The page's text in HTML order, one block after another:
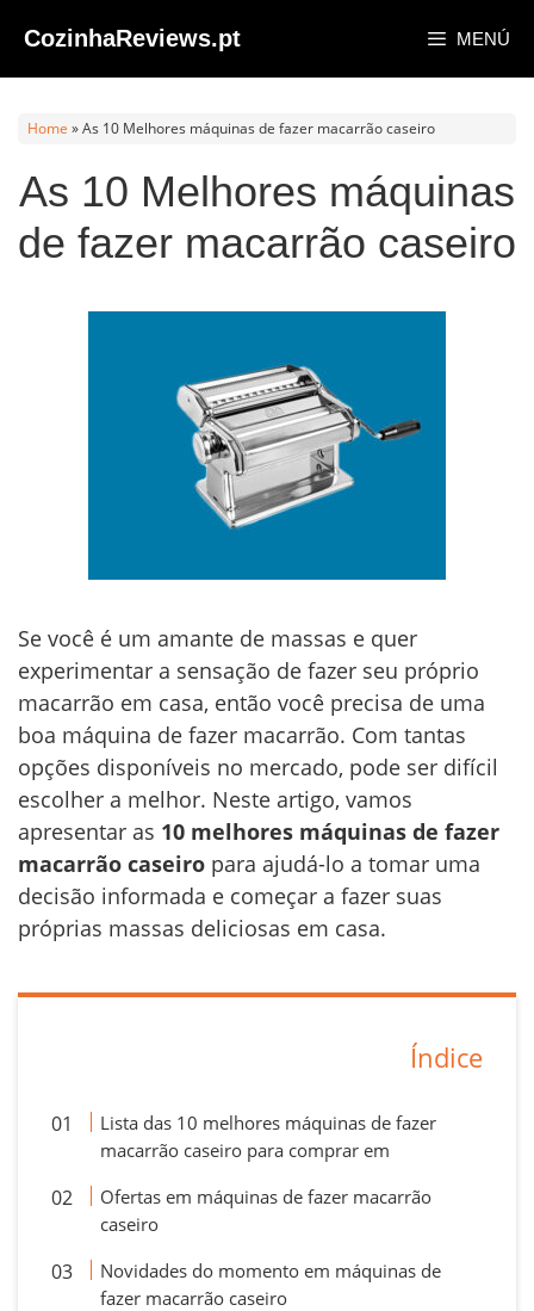
contenido
CozinhaReviews.pt MENÚ
Home »As 10 Melhores máquinas de fazer macarrão caseiro
As 10 Melhores máquinas
de fazer macarrão caseiro
Se você é um amante de massas e quer
experimentar a sensação de fazer seu próprio
macarrão em casa, então você precisa de uma
boa máquina de fazer macarrão. Com tantas
opções disponíveis no mercado, pode ser difícil
escolher a melhor. Neste artigo, vamos
apresentar as 10 melhores máquinas de fazer
macarrão caseiro para ajudá-lo a tomar uma
decisão informada e começar a fazer suas
próprias massas deliciosas em casa.
Índice
Lista das 10 melhores máquinas de fazer
macarrão caseiro para comprar em
Ofertas em máquinas de fazer macarrão
caseiro
Novidades do momento em máquinas de
fazer macarrão caseiro